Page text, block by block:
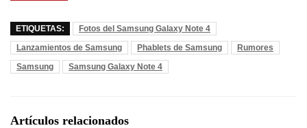
ETIQUETAS:
Fotos del Samsung Galaxy Note 4
Lanzamientos de Samsung
Phablets de Samsung
Rumores
Samsung
Samsung Galaxy Note 4
Artículos relacionados